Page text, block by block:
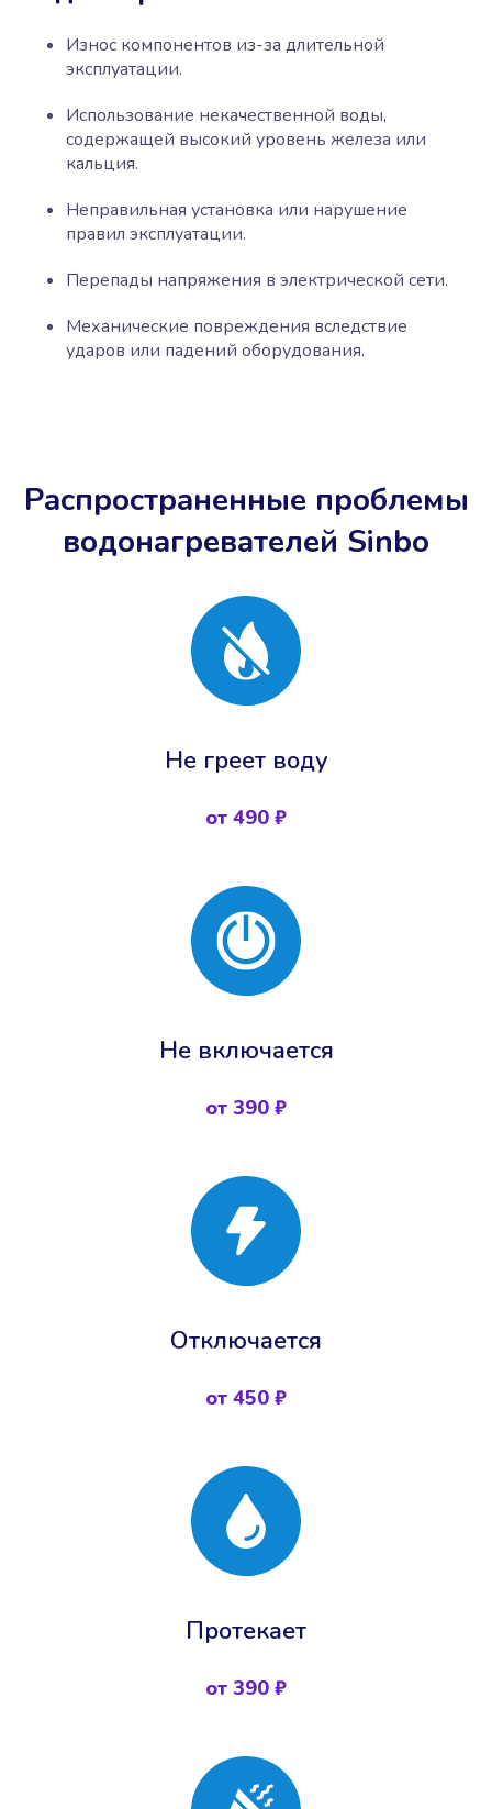
Износ компонентов из-за длительной
эксплуатации.
Использование некачественной воды,
содержащей высокий уровень железа или
кальция.
Неправильная установка или нарушение
правил эксплуатации.
Перепады напряжения в электрической сети.
Механические повреждения вследствие
ударов или падений оборудования.
Распространенные проблемы
водонагревателей Sinbo
Не греет воду
от 490 ₽
Не включается
от 390 ₽
Отключается
от 450 ₽
Протекает
от 390 ₽